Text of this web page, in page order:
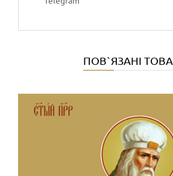
ПОВ`ЯЗАНІ